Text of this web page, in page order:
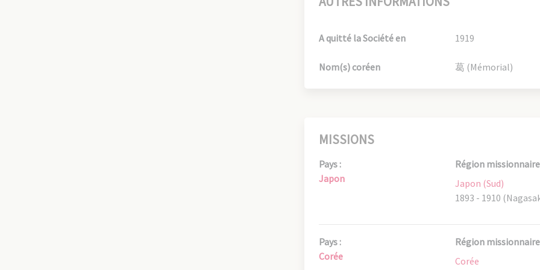
A quitté la Société en 1919
Nom(s) coréen 葛 (Mémorial)
MISSIONS
Pays :
Japon
Région
Japon (Sud)
1893 - 1910
Pays :
Corée
Région
Corée